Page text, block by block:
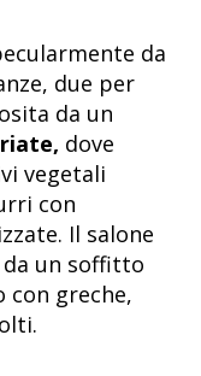
da
due per
da un
dove
vegetali
con
Il salone
da un soffitto
con greche,